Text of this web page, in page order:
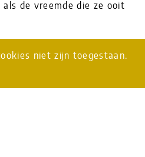
de vreemde die ze ooit
niet zijn toegestaan.